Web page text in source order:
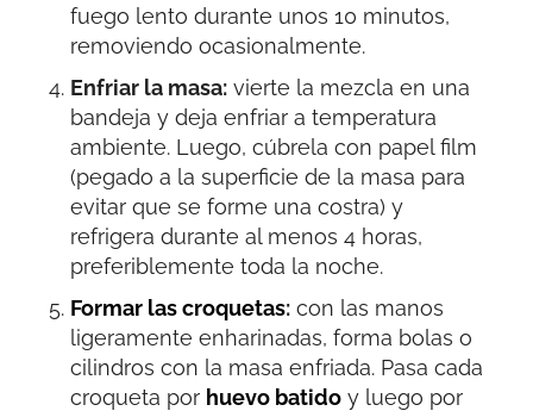
fuego lento durante unos 10 minutos,
removiendo ocasionalmente.
Enfriar la masa: vierte la mezcla en una
bandeja y deja enfriar a temperatura
ambiente. Luego, cúbrela con papel film
(pegado a la superficie de la masa para
evitar que se forme una costra) y
refrigera durante al menos 4 horas,
preferiblemente toda la noche.
Formar las croquetas: con las manos
ligeramente enharinadas, forma bolas o
cilindros con la masa enfriada. Pasa cada
croqueta por huevo batido y luego por